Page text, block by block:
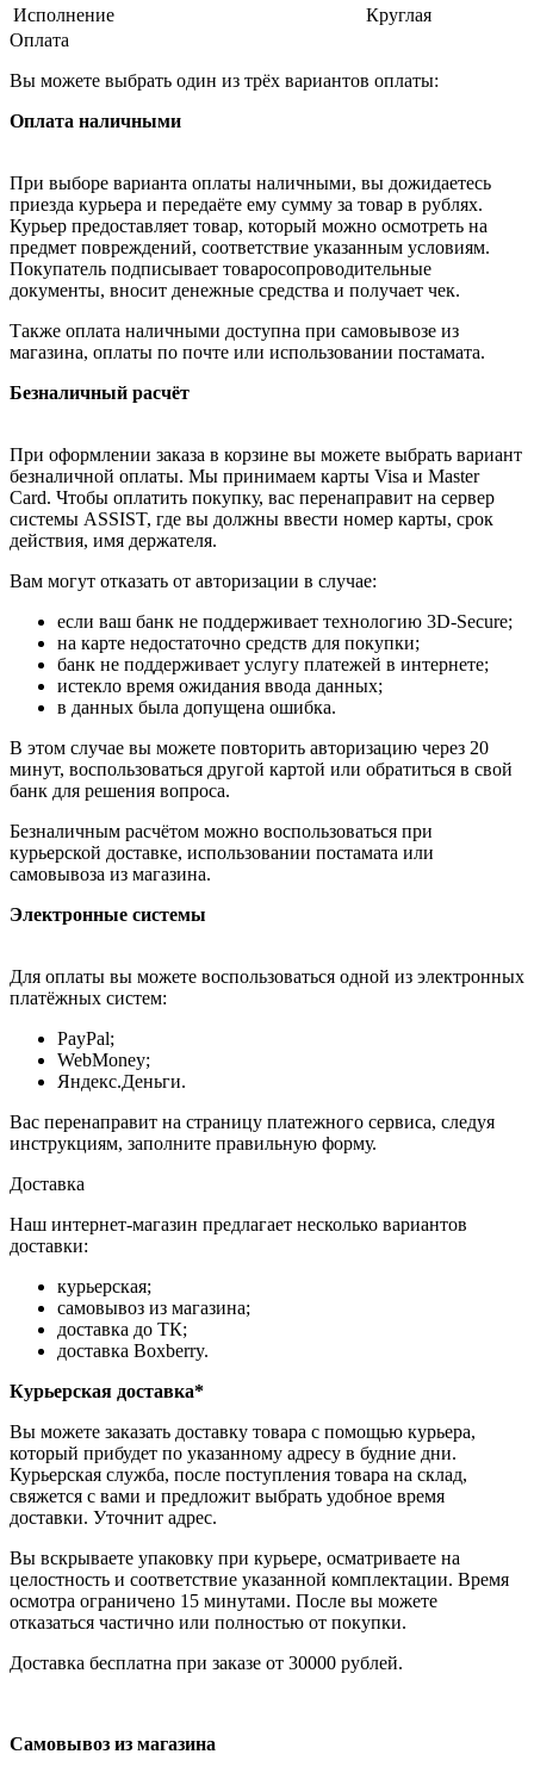
Исполнение
Круглая
Оплата
Вы можете выбрать один из трёх вариантов оплаты:
Оплата наличными
При выборе варианта оплаты наличными, вы дожидаетесь
приезда курьера и передаёте ему сумму за товар в рублях.
Курьер предоставляет товар, который можно осмотреть на
предмет повреждений, соответствие указанным условиям.
Покупатель подписывает товаросопроводительные
документы, вносит денежные средства и получает чек.
Также оплата наличными доступна при самовывозе из
магазина, оплаты по почте или использовании постамата.
Безналичный расчёт
При оформлении заказа в корзине вы можете выбрать вариант
безналичной оплаты. Мы принимаем карты Visa и Master
Card. Чтобы оплатить покупку, вас перенаправит на сервер
системы ASSIST, где вы должны ввести номер карты, срок
действия, имя держателя.
Вам могут отказать от авторизации в случае:
если ваш банк не поддерживает технологию 3D-Secure;
на карте недостаточно средств для покупки;
банк не поддерживает услугу платежей в интернете;
истекло время ожидания ввода данных;
в данных была допущена ошибка.
В этом случае вы можете повторить авторизацию через 20
минут, воспользоваться другой картой или обратиться в свой
банк для решения вопроса.
Безналичным расчётом можно воспользоваться при
курьерской доставке, использовании постамата или
самовывоза из магазина.
Электронные системы
Для оплаты вы можете воспользоваться одной из электронных
платёжных систем:
PayPal;
WebMoney;
Яндекс.Деньги.
Вас перенаправит на страницу платежного сервиса, следуя
инструкциям, заполните правильную форму.
Доставка
Наш интернет-магазин предлагает несколько вариантов
доставки:
курьерская;
самовывоз из магазина;
доставка до ТК;
доставка Boxberry.
Курьерская доставка*
Вы можете заказать доставку товара с помощью курьера,
который прибудет по указанному адресу в будние дни.
Курьерская служба, после поступления товара на склад,
свяжется с вами и предложит выбрать удобное время
доставки. Уточнит адрес.
Вы вскрываете упаковку при курьере, осматриваете на
целостность и соответствие указанной комплектации. Время
осмотра ограничено 15 минутами. После вы можете
отказаться частично или полностью от покупки.
Доставка бесплатна при заказе от 30000 рублей.
Самовывоз из магазина